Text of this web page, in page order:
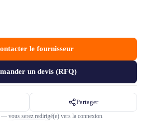
le fournisseur
un devis (RFQ)
Partager
vous serez redirigé(e) vers la connexion.